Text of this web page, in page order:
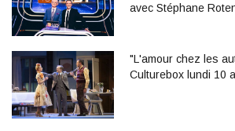
avec Stéphane
"L'amour chez les
Culturebox lundi 10